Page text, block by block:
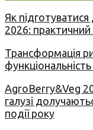
Як
2026:
Трансформація
AgroBerry&Veg
галузі
події року